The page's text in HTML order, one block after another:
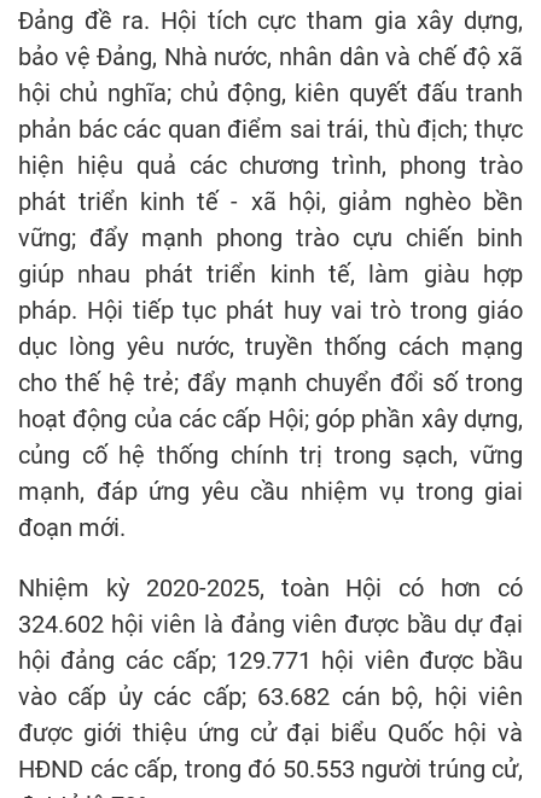
Đảng đề ra. Hội tích cực tham gia xây dựng,
bảo vệ Đảng, Nhà nước, nhân dân và chế độ xã
hội chủ nghĩa; chủ động, kiên quyết đấu tranh
phản bác các quan điểm sai trái, thù địch; thực
hiện hiệu quả các chương trình, phong trào
phát triển kinh tế - xã hội, giảm nghèo bền
vững; đẩy mạnh phong trào cựu chiến binh
giúp nhau phát triển kinh tế, làm giàu hợp
pháp. Hội tiếp tục phát huy vai trò trong giáo
dục lòng yêu nước, truyền thống cách mạng
cho thế hệ trẻ; đẩy mạnh chuyển đổi số trong
hoạt động của các cấp Hội; góp phần xây dựng,
củng cố hệ thống chính trị trong sạch, vững
mạnh, đáp ứng yêu cầu nhiệm vụ trong giai
đoạn mới.
Nhiệm kỳ 2020-2025, toàn Hội có hơn có
324.602 hội viên là đảng viên được bầu dự đại
hội đảng các cấp; 129.771 hội viên được bầu
vào cấp ủy các cấp; 63.682 cán bộ, hội viên
được giới thiệu ứng cử đại biểu Quốc hội và
HĐND các cấp, trong đó 50.553 người trúng cử,